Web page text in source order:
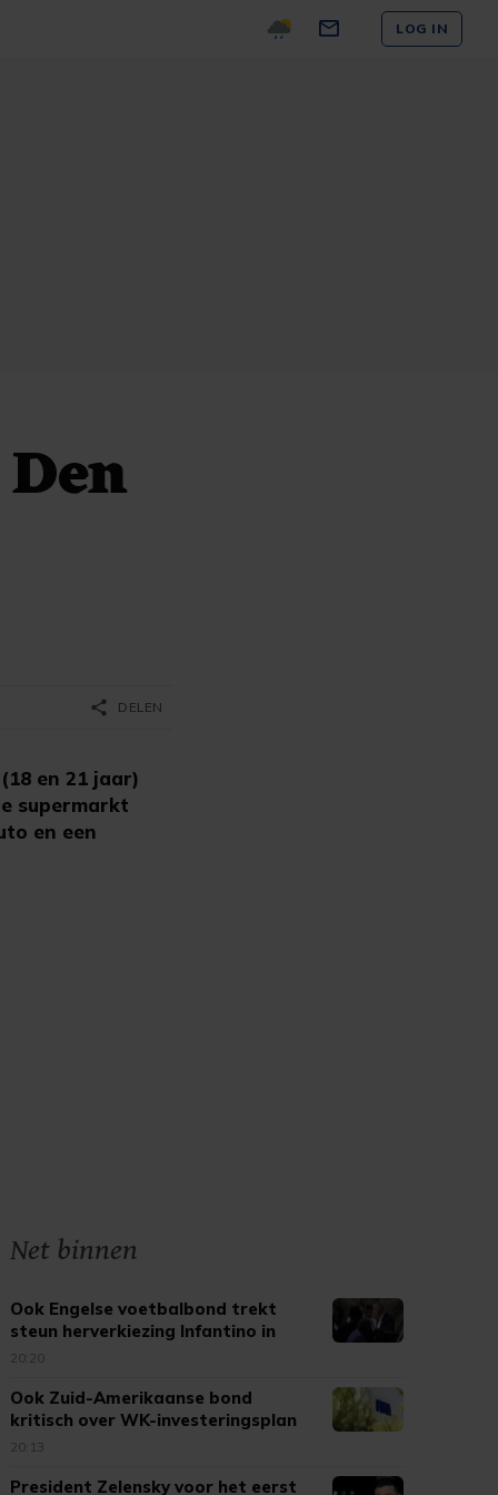
LOG IN
en 21 jaar)
supermarkt
en een
share DELEN
Net binnen
Ook Engelse voetbalbond trekt
steun herverkiezing Infantino in
20:20
Ook Zuid-Amerikaanse bond
kritisch over WK-investeringsplan
FIFA
20:13
President Zelensky voor het eerst